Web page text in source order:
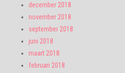
december 2018
november 2018
september 2018
juni 2018
maart 2018
februari 2018